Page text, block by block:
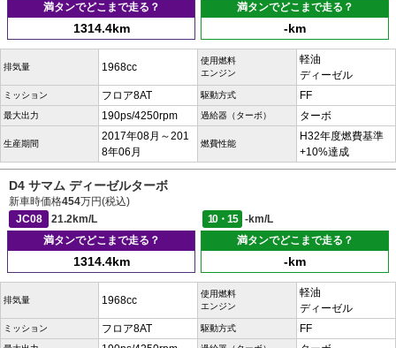
満タンでどこまで走る？
1314.4km
満タンでどこまで走る？
-km
排気量 1968cc
使用燃料
エンジン
軽油
ディーゼル
ミッション フロア8AT 駆動方式 FF
最大出力 190ps/4250rpm 過給器（ターボ） ターボ
生産期間
2017年08月～201
8年06月
燃費性能
H32年度燃費基準
+10%達成
D4 サマム ディーゼルターボ
新車時価格454万円(税込)
JC08
21.2km/L 10・15
-km/L
満タンでどこまで走る？
1314.4km
満タンでどこまで走る？
-km
排気量 1968cc
使用燃料
エンジン
軽油
ディーゼル
ミッション フロア8AT 駆動方式 FF